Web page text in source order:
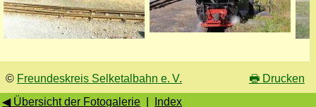
© Freundeskreis Selketalbahn e. V. 🖶 Drucken
◀ Übersicht der Fotogalerie
Index